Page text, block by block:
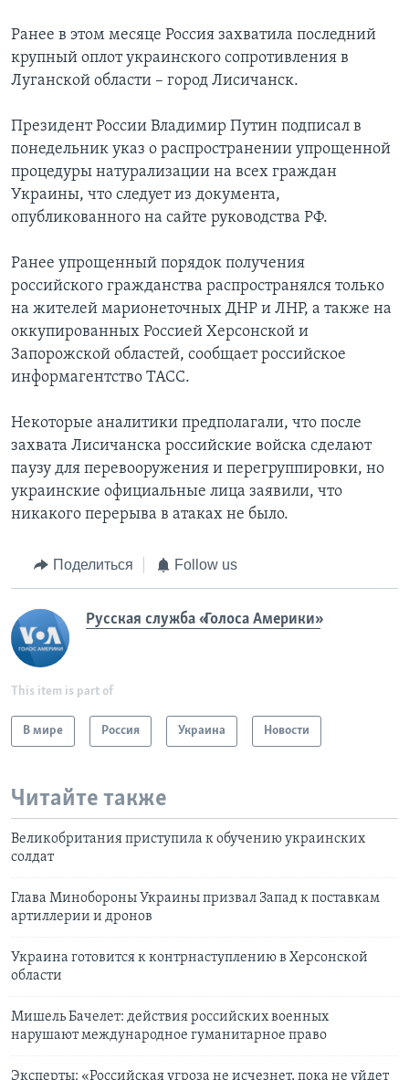
Ранее в этом месяце Россия захватила последний
крупный оплот украинского сопротивления в
Луганской области – город Лисичанск.
Президент России Владимир Путин подписал в
понедельник указ о распространении упрощенной
процедуры натурализации на всех граждан
Украины, что следует из документа,
опубликованного на сайте руководства РФ.
Ранее упрощенный порядок получения
российского гражданства распространялся только
на жителей марионеточных ДНР и ЛНР, а также на
оккупированных Россией Херсонской и
Запорожской областей, сообщает российское
информагентство ТАСС.
Некоторые аналитики предполагали, что после
захвата Лисичанска российские войска сделают
паузу для перевооружения и перегруппировки, но
украинские официальные лица заявили, что
никакого перерыва в атаках не было.
Поделиться Follow us
Русская служба «Голоса Америки»
This item is part of
В мире Россия Украина Новости
Читайте также
Великобритания приступила к обучению украинских
солдат
Глава Минобороны Украины призвал Запад к поставкам
артиллерии и дронов
Украина готовится к контрнаступлению в Херсонской
области
Мишель Бачелет: действия российских военных
нарушают международное гуманитарное право
Эксперты: «Российская угроза не исчезнет, пока не уйдет